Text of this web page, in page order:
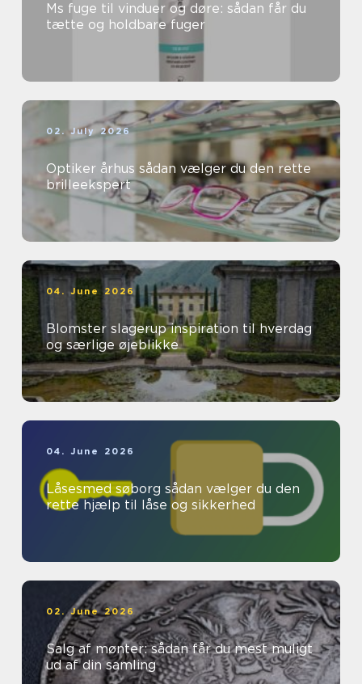
Ms fuge til vinduer og døre: sådan får du
tætte og holdbare fuger
02. July 2026
Optiker århus sådan vælger du den rette
brilleekspert
04. June 2026
Blomster slagerup inspiration til hverdag
og særlige øjeblikke
04. June 2026
Låsesmed søborg sådan vælger du den
rette hjælp til låse og sikkerhed
02. June 2026
Salg af mønter: sådan får du mest muligt
ud af din samling